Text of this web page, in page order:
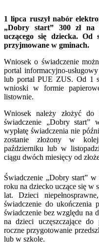
1 lipca ruszył nabór
„Dobry start” 300 zł na
uczącego się dziecka. Od
przyjmowane w gminach.
Wniosek o świadczenie
portal informacyjno-
lub portal PUE ZUS. Od 1
wnioski w formie
listownie.
Wniosek należy złożyć
świadczenie „Dobry
wypłatę świadczenia nie
zostanie złożony w
październiku lub w
ciągu dwóch miesięcy od
Świadczenie „Dobry start”
roku na dziecko uczące się w
lat. Dzieci
świadczenie do ukończenia
świadczenie bez względu na
na dzieci uczęszczające
roczne przygotowanie
lub w szkole.